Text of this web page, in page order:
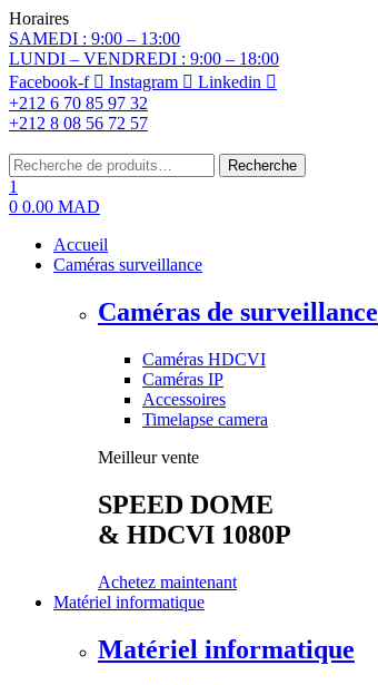
Horaires
SAMEDI : 9:00 – 13:00
LUNDI – VENDREDI : 9:00 – 18:00
Facebook-f
Instagram
Linkedin
+212 6 70 85 97 32
+212 8 08 56 72 57
Menu
Rechercher: Recherche
1
0 0.00 MAD
Accueil
Caméras surveillance
Caméras de surveillance
Caméras HDCVI
Caméras IP
Accessoires
Timelapse camera
Meilleur vente
SPEED DOME
& HDCVI 1080P
Achetez maintenant
Matériel informatique
Matériel informatique